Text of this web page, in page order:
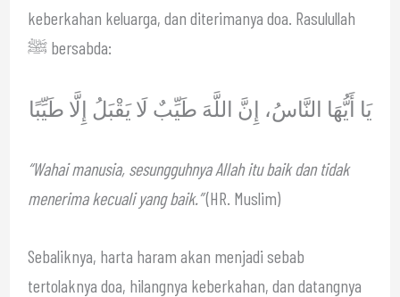
keberkahan keluarga, dan diterimanya doa. Rasulullah
ﷺ bersabda:
يَا أَيُّهَا النَّاسُ، إِنَّ اللَّهَ طَيِّبٌ لَا يَقْبَلُ إِلَّا طَيِّبًا
“Wahai manusia, sesungguhnya Allah itu baik dan tidak
menerima kecuali yang baik.”(HR. Muslim)
Sebaliknya, harta haram akan menjadi sebab
tertolaknya doa, hilangnya keberkahan, dan datangnya